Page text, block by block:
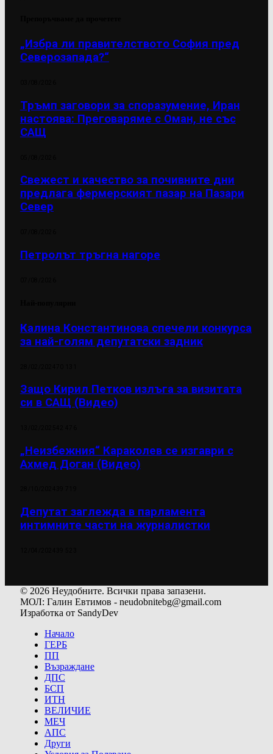
„Избра ли правителството София пред
Северозапада?“
Тръмп заговори за споразумение, Иран
настоява: Преговаряме с Оман, не със
САЩ
Свежест и качество за почивните дни
предлага фермерският пазар на Пазари
Север
Петролът тръгна нагоре
Калина Константинова спечели конкурса
за най-голям депутатски задник
Защо Кирил Петков излъга за визитата
си в САЩ (Видео)
„Неизбежния“ Караколев се изгаври с
Ахмед Доган (Видео)
Депутат заглежда в парламента
интимните части на журналистки
© 2026 Неудобните. Всички права запазени.
МОЛ: Галин Евтимов - neudobnitebg@gmail.com
Изработка от SandyDev
Начало
ГЕРБ
ПП
Възраждане
ДПС
БСП
ИТН
ВЕЛИЧИЕ
МЕЧ
АПС
Други